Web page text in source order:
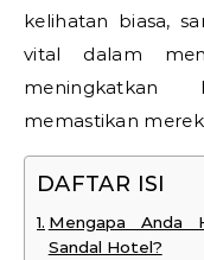
kelihatan biasa,
vital dalam
meningkatkan
memastikan
DAFTAR ISI
Mengapa Anda
Sandal Hotel?